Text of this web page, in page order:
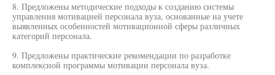
8. Предложены методические подходы к созданию системы
управления мотивацией персонала вуза, основанные на учете
выявленных особенностей мотивационной сферы различных
категорий персонала.
9. Предложены практические рекомендации по разработке
комплексной программы мотивации персонала вуза.